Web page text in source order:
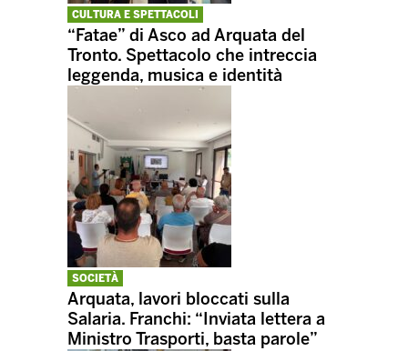
CULTURA E SPETTACOLI
“Fatae” di Asco ad Arquata del
Tronto. Spettacolo che intreccia
leggenda, musica e identità
SOCIETÀ
Arquata, lavori bloccati sulla
Salaria. Franchi: “Inviata lettera a
Ministro Trasporti, basta parole”